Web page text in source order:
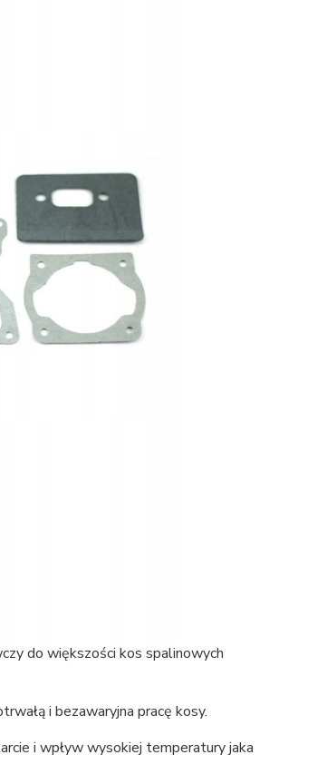
do większości kos spalinowych
i bezawaryjna pracę kosy.
i wpływ wysokiej temperatury jaka